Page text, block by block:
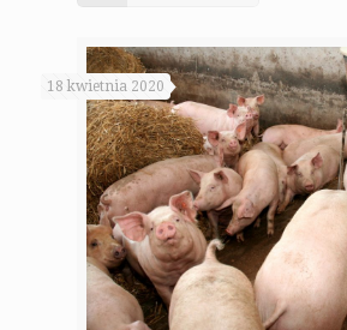
18 kwietnia 2020